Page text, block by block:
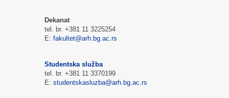
Dekanat
tel. br. +381 11 3225254
E: fakultet@arh.bg.ac.rs
Studentska služba
tel. br. +381 11 3370199
E: studentskasluzba@arh.bg.ac.rs